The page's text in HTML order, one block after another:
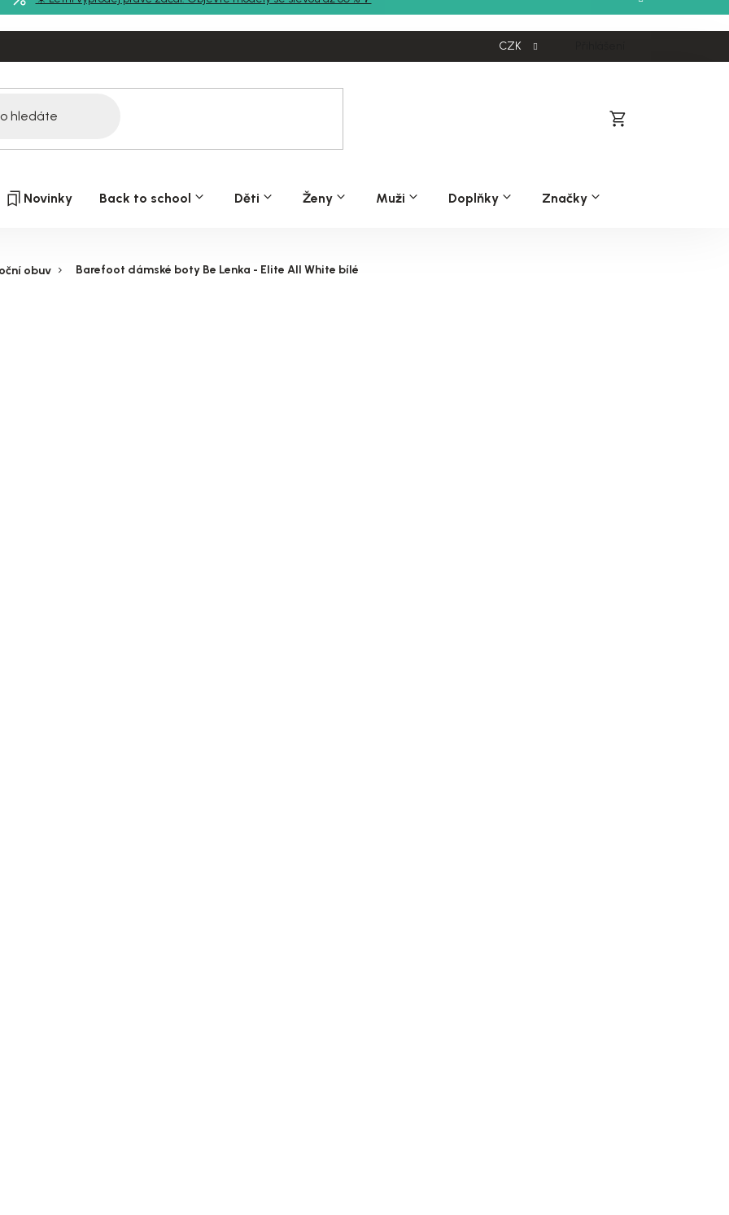
CZK
Nákupní
Novinky Back to school Děti Ženy Muži Doplňky Značky
obuv Barefoot dámské boty Be Lenka - Elite All White bílé